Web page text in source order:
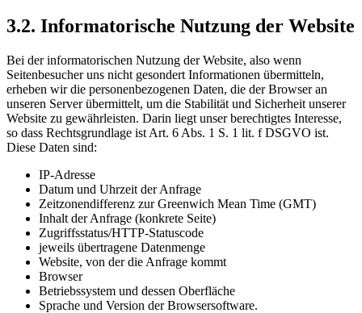
3.2. Informatorische Nutzung der Website
Bei der informatorischen Nutzung der Website, also wenn
Seitenbesucher uns nicht gesondert Informationen übermitteln,
erheben wir die personenbezogenen Daten, die der Browser an
unseren Server übermittelt, um die Stabilität und Sicherheit unserer
Website zu gewährleisten. Darin liegt unser berechtigtes Interesse,
so dass Rechtsgrundlage ist Art. 6 Abs. 1 S. 1 lit. f DSGVO ist.
Diese Daten sind:
IP-Adresse
Datum und Uhrzeit der Anfrage
Zeitzonendifferenz zur Greenwich Mean Time (GMT)
Inhalt der Anfrage (konkrete Seite)
Zugriffsstatus/HTTP-Statuscode
jeweils übertragene Datenmenge
Website, von der die Anfrage kommt
Browser
Betriebssystem und dessen Oberfläche
Sprache und Version der Browsersoftware.